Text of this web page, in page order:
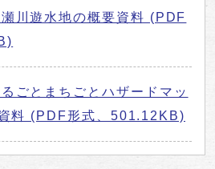
川遊水地の概要資料 (PDF
ごとまちごとハザードマッ
料 (PDF形式、501.12KB)